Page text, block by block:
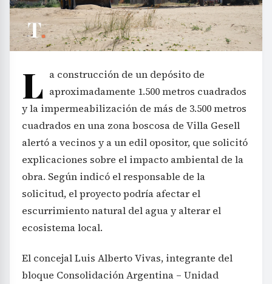
L a construcción de un depósito de
aproximadamente 1.500 metros cuadrados
y la impermeabilización de más de 3.500 metros
cuadrados en una zona boscosa de Villa Gesell
alertó a vecinos y a un edil opositor, que solicitó
explicaciones sobre el impacto ambiental de la
obra. Según indicó el responsable de la
solicitud, el proyecto podría afectar el
escurrimiento natural del agua y alterar el
ecosistema local.
El concejal Luis Alberto Vivas, integrante del
bloque Consolidación Argentina – Unidad